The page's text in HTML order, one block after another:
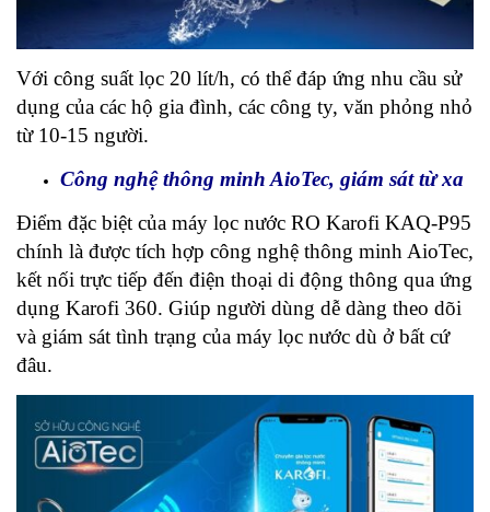
Với công suất lọc 20 lít/h, có thể đáp ứng nhu cầu sử
dụng của các hộ gia đình, các công ty, văn phỏng nhỏ
từ 10-15 người.
Công nghệ thông minh AioTec, giám sát từ xa
Điểm đặc biệt của máy lọc nước RO Karofi KAQ-P95
chính là được tích hợp công nghệ thông minh AioTec,
kết nối trực tiếp đến điện thoại di động thông qua ứng
dụng Karofi 360. Giúp người dùng dễ dàng theo dõi
và giám sát tình trạng của máy lọc nước dù ở bất cứ
đâu.